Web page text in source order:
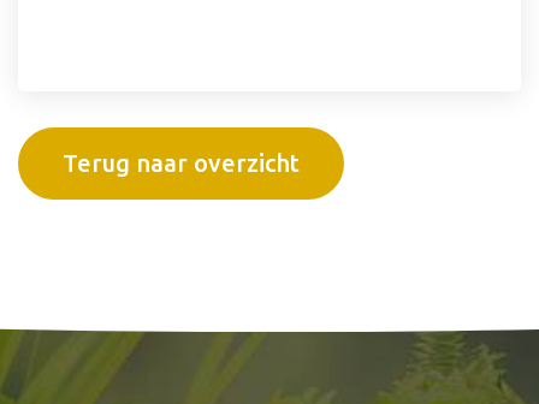
Terug naar overzicht